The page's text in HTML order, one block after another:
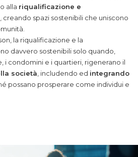
alla riqualificazione e
, creando spazi sostenibili che uniscono
la riqualificazione e la
davvero sostenibili solo quando,
i condomini e i quartieri, rigenerano il
società , includendo ed integrando
possano prosperare come individui e